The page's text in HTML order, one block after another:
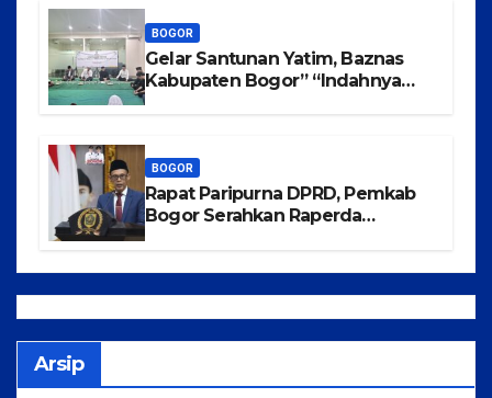
BOGOR
Gelar Santunan Yatim, Baznas
Kabupaten Bogor” “Indahnya
BOGOR
Rapat Paripurna DPRD, Pemkab
Bogor Serahkan Raperda
Arsip